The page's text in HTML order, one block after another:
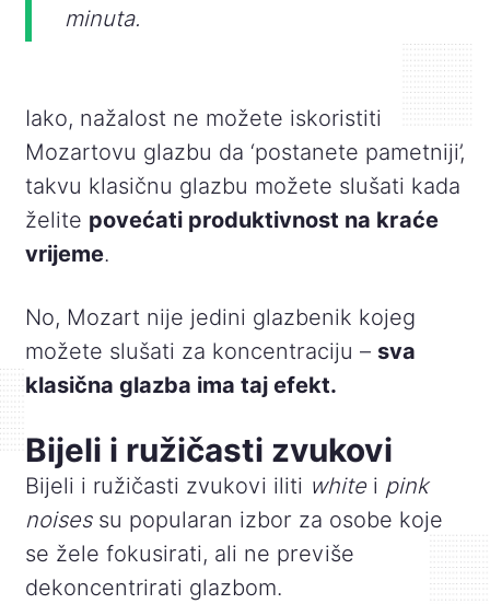
minuta.
Iako, nažalost ne možete iskoristiti
Mozartovu glazbu da ‘postanete pametniji’,
takvu klasičnu glazbu možete slušati kada
želite povećati produktivnost na kraće
vrijeme.
No, Mozart nije jedini glazbenik kojeg
možete slušati za koncentraciju – sva
klasična glazba ima taj efekt.
Bijeli i ružičasti zvukovi
Bijeli i ružičasti zvukovi iliti white i pink
noisessu popularan izbor za osobe koje
se žele fokusirati, ali ne previše
dekoncentrirati glazbom.